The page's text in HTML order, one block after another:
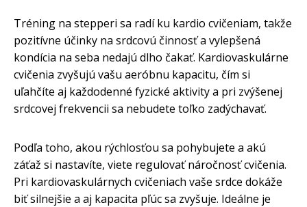
Tréning na stepperi sa radí ku kardio cvičeniam, takže
pozitívne účinky na srdcovú činnosť a vylepšená
kondícia na seba nedajú dlho čakať. Kardiovaskulárne
cvičenia zvyšujú vašu aeróbnu kapacitu, čím si
uľahčíte aj každodenné fyzické aktivity a pri zvýšenej
srdcovej frekvencii sa nebudete toľko zadýchavať.
Podľa toho, akou rýchlosťou sa pohybujete a akú
záťaž si nastavíte, viete regulovať náročnosť cvičenia.
Pri kardiovaskulárnych cvičeniach vaše srdce dokáže
biť silnejšie a aj kapacita pľúc sa zvyšuje. Ideálne je